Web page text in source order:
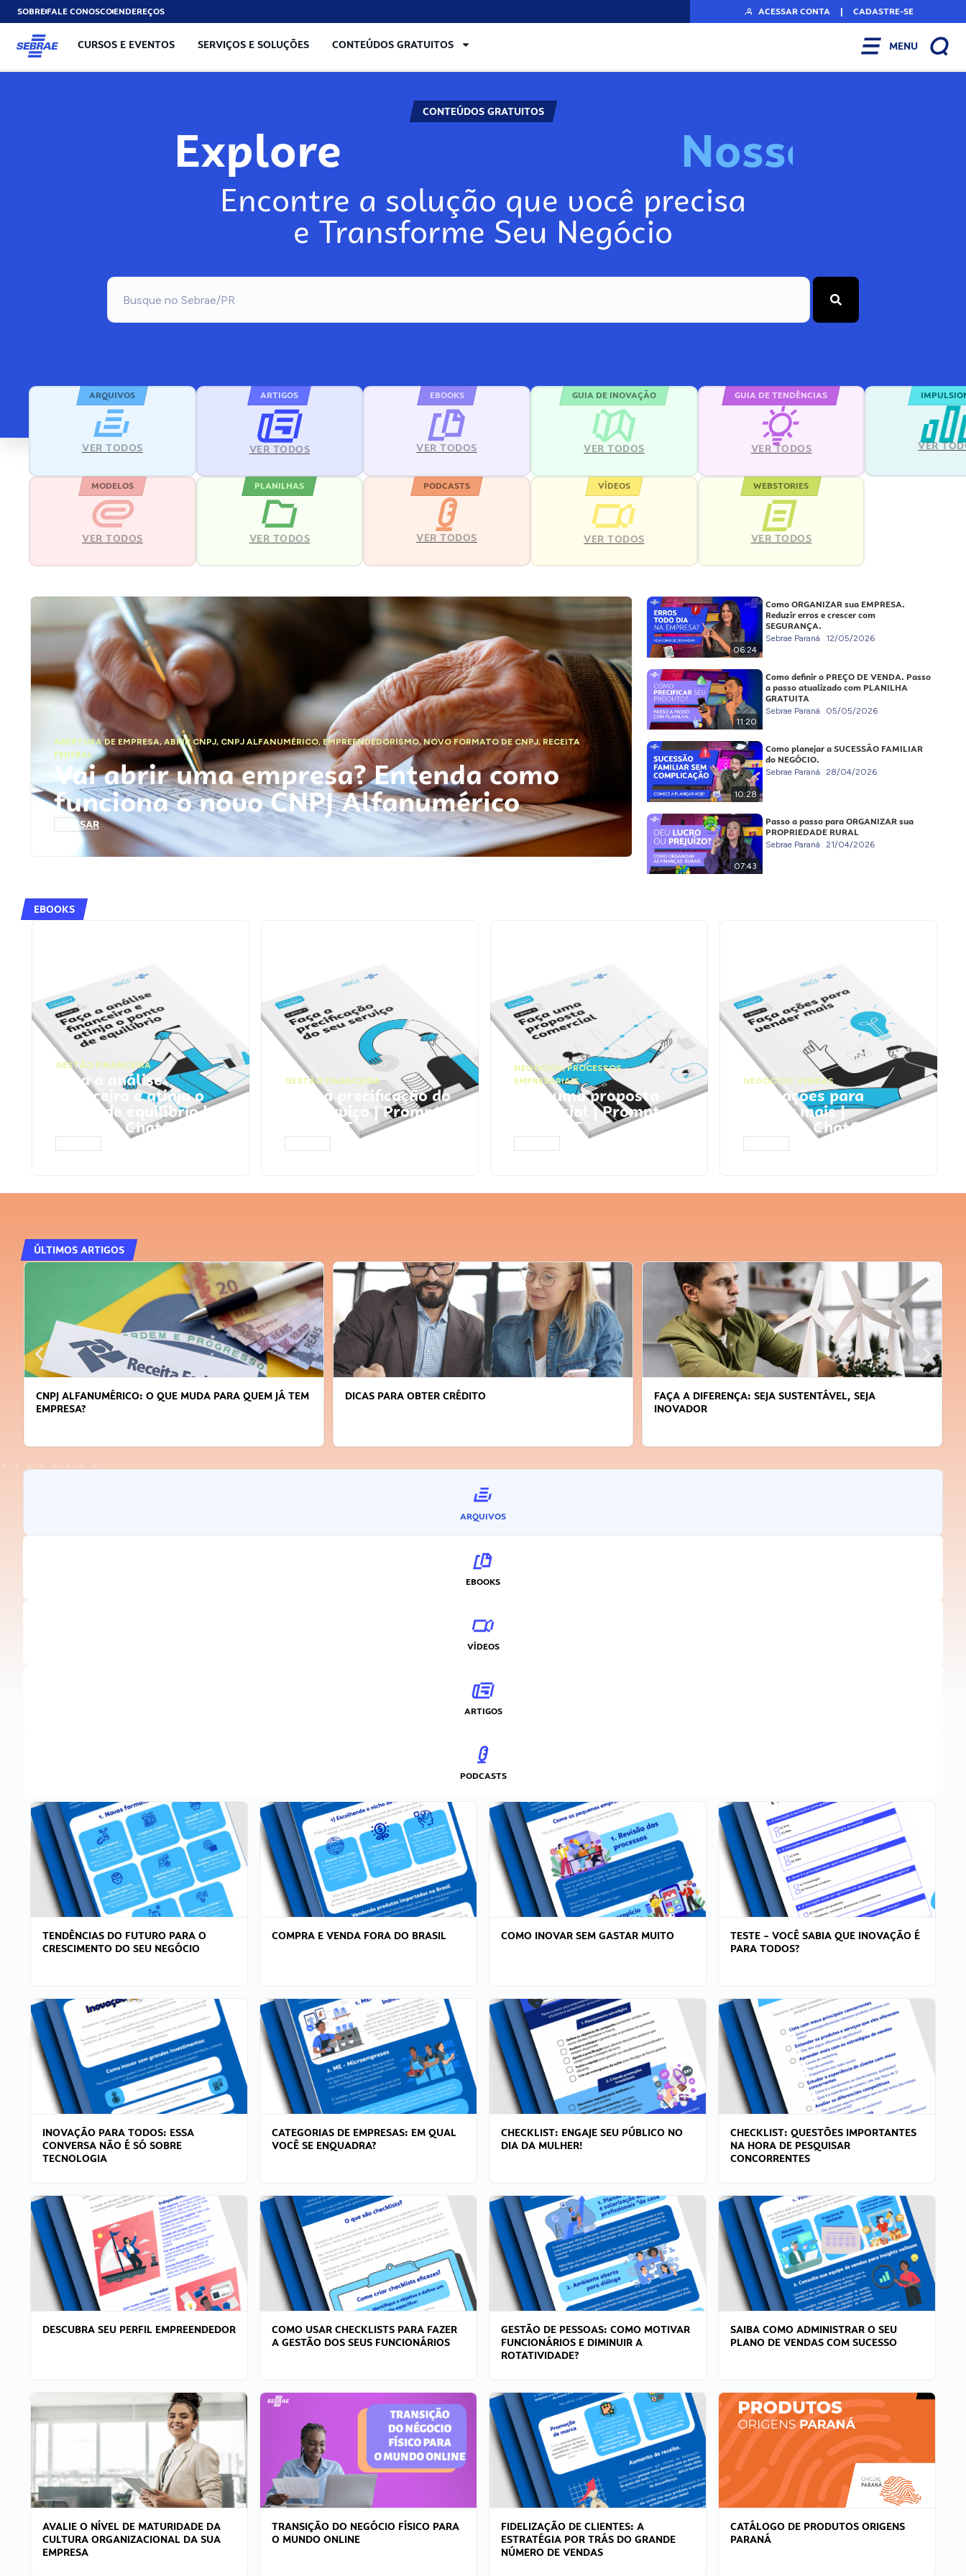
SOBREFALE CONOSCOENDEREÇOS ACESSAR CONTA | CADASTRE-SE
CURSOS E EVENTOS SERVIÇOS E SOLUÇÕES CONTEÚDOS GRATUITOS MENU
CONTEÚDOS GRATUITOS
Explore Nosso
Encontre a solução que você precisa
e Transforme Seu Negócio
ARQUIVOS
VER TODOS
ARTIGOS
VER TODOS
EBOOKS
VER TODOS
GUIA DE INOVAÇÃO
VER TODOS
GUIA DE TENDÊNCIAS
VER TODOS VER
MODELOS
VER TODOS
PLANILHAS
VER TODOS
PODCASTS
VER TODOS
VÍDEOS
VER TODOS
WEBSTORIES
VER TODOS
ABERTURA DE EMPRESA,ABRIR CNPJ, CNPJ ALFANUMÉRICO, EMPREENDEDORISMO,NOVO FORMATO DE CNPJ,RECEITA
FEDERAL
Vai abrir uma empresa? Entenda como
funciona o novo CNPJ Alfanumérico
ACESSAR
06:24
Como ORGANIZAR sua EMPRESA.
Reduzir erros e crescer com
SEGURANÇA.
Sebrae Paraná 12/05/2026
11:20
Como definir o PREÇO DE VENDA. Passo
a passo atualizado com PLANILHA
GRATUITA
Sebrae Paraná 05/05/2026
10:28
Como planejar a SUCESSÃO FAMILIAR
do NEGÓCIO.
Sebrae Paraná 28/04/2026
07:43
Passo a passo para ORGANIZAR sua
PROPRIEDADE RURAL
Sebrae Paraná 21/04/2026
EBOOKS
GESTÃO FINANCEIRA
Faça a análise
financeira e atinja o
ponto de equilíbrio |
Prompts ChatGPT
GESTÃO FINANCEIRA
Faça a precificação do
seu serviço | Prompts
ChatGPT
NEGÓCIOS,PROCESSOS
EMPRESARIAIS
Faça uma proposta
comercial | Prompts
ChatGPT
NEGÓCIOS, VENDAS
Faça ações para
vender mais |
Prompts ChatGPT
ÚLTIMOS ARTIGOS
CNPJ ALFANUMÉRICO: O QUE MUDA PARA QUEM JÁ TEM
EMPRESA?
DICAS PARA OBTER CRÉDITO
FAÇA A DIFERENÇA: SEJA SUSTENTÁVEL, SEJA
INOVADOR
ARQUIVOS
EBOOKS
VÍDEOS
ARTIGOS
PODCASTS
TENDÊNCIAS DO FUTURO PARA O
CRESCIMENTO DO SEU NEGÓCIO
COMPRA E VENDA FORA DO BRASIL COMO INOVAR SEM GASTAR MUITO
TESTE – VOCÊ SABIA QUE INOVAÇÃO É
PARA TODOS?
INOVAÇÃO PARA TODOS: ESSA
CONVERSA NÃO É SÓ SOBRE
TECNOLOGIA
CATEGORIAS DE EMPRESAS: EM QUAL
VOCÊ SE ENQUADRA?
CHECKLIST: ENGAJE SEU PÚBLICO NO
DIA DA MULHER!
CHECKLIST: QUESTÕES IMPORTANTES
NA HORA DE PESQUISAR
CONCORRENTES
DESCUBRA SEU PERFIL EMPREENDEDOR
COMO USAR CHECKLISTS PARA FAZER
A GESTÃO DOS SEUS FUNCIONÁRIOS
GESTÃO DE PESSOAS: COMO MOTIVAR
FUNCIONÁRIOS E DIMINUIR A
ROTATIVIDADE?
SAIBA COMO ADMINISTRAR O SEU
PLANO DE VENDAS COM SUCESSO
AVALIE O NÍVEL DE MATURIDADE DA
CULTURA ORGANIZACIONAL DA SUA
EMPRESA
TRANSIÇÃO DO NEGÓCIO FÍSICO PARA
O MUNDO ONLINE
FIDELIZAÇÃO DE CLIENTES: A
ESTRATÉGIA POR TRÁS DO GRANDE
NÚMERO DE VENDAS
CATÁLOGO DE PRODUTOS ORIGENS
PARANÁ